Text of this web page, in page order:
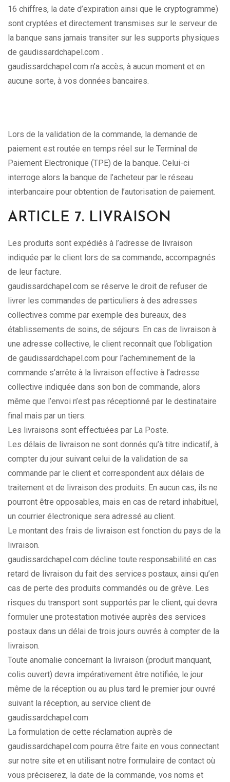
16 chiffres, la date d’expiration ainsi que le cryptogramme)
sont cryptées et directement transmises sur le serveur de
la banque sans jamais transiter sur les supports physiques
de gaudissardchapel.com .
gaudissardchapel.com n’a accès, à aucun moment et en
aucune sorte, à vos données bancaires.
Lors de la validation de la commande, la demande de
paiement est routée en temps réel sur le Terminal de
Paiement Electronique (TPE) de la banque. Celui-ci
interroge alors la banque de l’acheteur par le réseau
interbancaire pour obtention de l’autorisation de paiement.
ARTICLE 7. LIVRAISON
Les produits sont expédiés à l’adresse de livraison
indiquée par le client lors de sa commande, accompagnés
de leur facture.
gaudissardchapel.com se réserve le droit de refuser de
livrer les commandes de particuliers à des adresses
collectives comme par exemple des bureaux, des
établissements de soins, de séjours. En cas de livraison à
une adresse collective, le client reconnaît que l’obligation
de gaudissardchapel.com pour l’acheminement de la
commande s’arrête à la livraison effective à l’adresse
collective indiquée dans son bon de commande, alors
même que l’envoi n’est pas réceptionné par le destinataire
final mais par un tiers.
Les livraisons sont effectuées par La Poste.
Les délais de livraison ne sont donnés qu’à titre indicatif, à
compter du jour suivant celui de la validation de sa
commande par le client et correspondent aux délais de
traitement et de livraison des produits. En aucun cas, ils ne
pourront être opposables, mais en cas de retard inhabituel,
un courrier électronique sera adressé au client.
Le montant des frais de livraison est fonction du pays de la
livraison.
gaudissardchapel.com décline toute responsabilité en cas
retard de livraison du fait des services postaux, ainsi qu’en
cas de perte des produits commandés ou de grève. Les
risques du transport sont supportés par le client, qui devra
formuler une protestation motivée auprès des services
postaux dans un délai de trois jours ouvrés à compter de la
livraison.
Toute anomalie concernant la livraison (produit manquant,
colis ouvert) devra impérativement être notifiée, le jour
même de la réception ou au plus tard le premier jour ouvré
suivant la réception, au service client de
gaudissardchapel.com
La formulation de cette réclamation auprès de
gaudissardchapel.com pourra être faite en vous connectant
sur notre site et en utilisant notre formulaire de contact où
vous préciserez, la date de la commande, vos noms et